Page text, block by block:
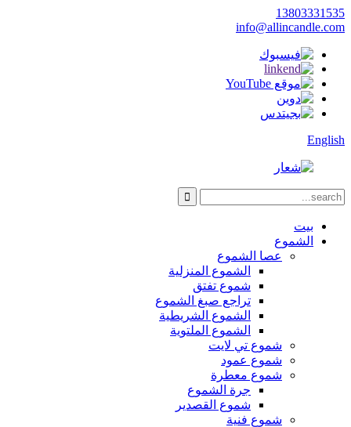
13803331535
info@allincandle.com
English
بيت
الشموع
عصا الشموع
الشموع المنزلية
شموع تفتق
تراجع صبغ الشموع
الشموع الشريطية
الشموع الملتوية
شموع تي لايت
شموع عمود
شموع معطرة
جرة الشموع
شموع القصدير
شموع فنية